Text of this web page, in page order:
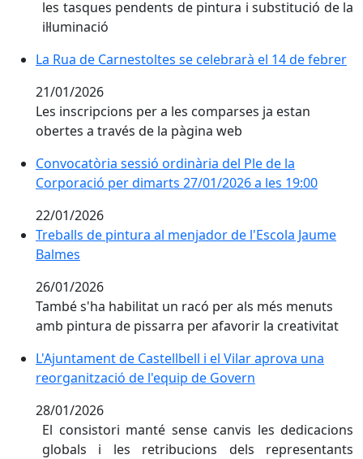
les tasques pendents de pintura i substitució de la
il·luminació
La Rua de Carnestoltes se celebrarà el 14 de febrer
La Rua de Carnestoltes se celebrarà el 14 de febrer
21/01/2026
Les inscripcions per a les comparses ja estan
obertes a través de la pàgina web
Convocatòria sessió ordinària del Ple de la
Corporació per dimarts 27/01/2026 a les 19:00
22/01/2026
Treballs de pintura al menjador de l'Escola Jaume
Treballs de pintura al menjador de l'Escola Jaume
Balmes
26/01/2026
També s'ha habilitat un racó per als més menuts
amb pintura de pissarra per afavorir la creativitat
L'Ajuntament de Castellbell i el Vilar aprova una
L'Ajuntament de Castellbell i el Vilar aprova una
reorganització de l'equip de Govern
28/01/2026
El consistori manté sense canvis les dedicacions
globals i les retribucions dels representants